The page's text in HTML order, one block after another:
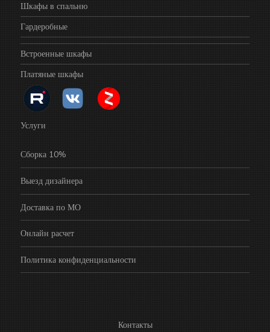
Шкафы в спальню
Гардеробные
Встроенные шкафы
Платяные шкафы
Услуги
Сборка 10%
Выезд дизайнера
Доставка по МО
Онлайн расчет
Политика конфиденциальности
Контакты